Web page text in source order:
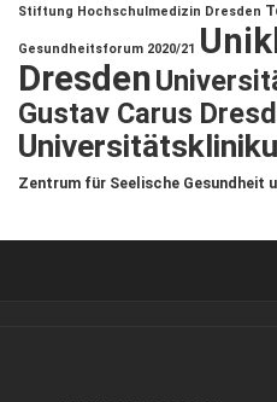
Stiftung Hochschulmedizin Dresden
Gesundheitsforum 2020/21
Dresden
Gustav Carus
Zentrum für Seelische Gesundheit